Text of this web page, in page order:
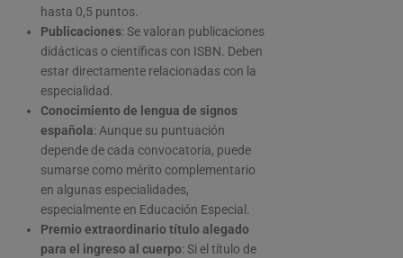
hasta 0,5 puntos.
Publicaciones: Se valoran publicaciones
didácticas o científicas con ISBN. Deben
estar directamente relacionadas con la
especialidad.
Conocimiento de lengua de signos
española: Aunque su puntuación
depende de cada convocatoria, puede
sumarse como mérito complementario
en algunas especialidades,
especialmente en Educación Especial.
Premio extraordinario título alegado
para el ingreso al cuerpo: Si el título de